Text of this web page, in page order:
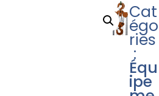
Cat
égo
ries
:
Équ
ipe